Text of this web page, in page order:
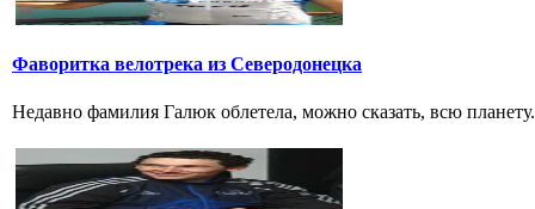
Фаворитка велотрека из Северодонецка
Недавно фамилия Галюк облетела, можно сказать, всю